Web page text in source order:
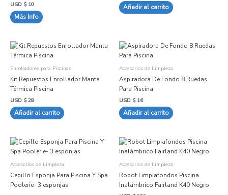
USD $10
Más Info
opciones
se
en
la
página
de
producto
Añadir al carrito
Enrolladores para Piscinas
Kit Repuestos Enrollador Manta
Térmica Piscina
USD $28
Añadir al carrito
Accesorios de Limpieza
Aspiradora De Fondo 8 Ruedas
Para Piscina
USD $16
Añadir al carrito
Accesorios de Limpieza
Cepillo Esponja Para Piscina Y Spa
Poolerie- 3 esponjas
Accesorios de Limpieza
Robot Limpiafondos Piscina
Inalámbrico Fairland K40 Negro